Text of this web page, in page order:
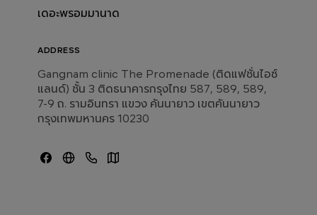
เดอะพรอมมานาด
ADDRESS
Gangnam clinic The Promenade (ติดแฟชั่นไอซ์
แลนด์) ชั้น 3 ติดธนาคารกรุงไทย 587, 589, 589,
7-9 ถ. รามอินทรา แขวง คันนายาว เขตคันนายาว
กรุงเทพมหานคร 10230